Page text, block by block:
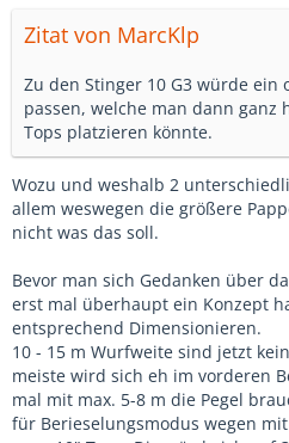
Zitat von MarcKlp
Zu den Stinger 10 G3 würde ein
passen, welche man dann
Tops platzieren könnte.
Wozu und weshalb 2
allem weswegen die größere
nicht was das soll.
Bevor man sich Gedanken über
erst mal überhaupt ein Konzept
entsprechend Dimensionieren.
10 - 15 m Wurfweite sind jetzt
meiste wird sich eh im vorderen
mal mit max. 5-8 m die Pegel
für Berieselungsmodus wegen